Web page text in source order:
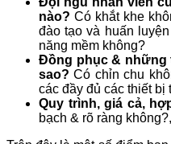
nào? Có khắt khe
đào tạo và huấn
năng mềm không?
Đồng phục & những
sao? Có chỉn chu
các đầy đủ các thiết bị
Quy trình, giá cả,
bạch & rõ ràng